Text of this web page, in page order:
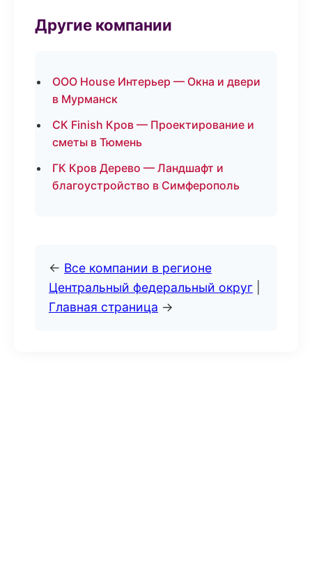
Другие компании
ООО House Интерьер — Окна и двери
в Мурманск
СК Finish Кров — Проектирование и
сметы в Тюмень
ГК Кров Дерево — Ландшафт и
благоустройство в Симферополь
← Все компании в регионе
Центральный федеральный округ
Главная страница →